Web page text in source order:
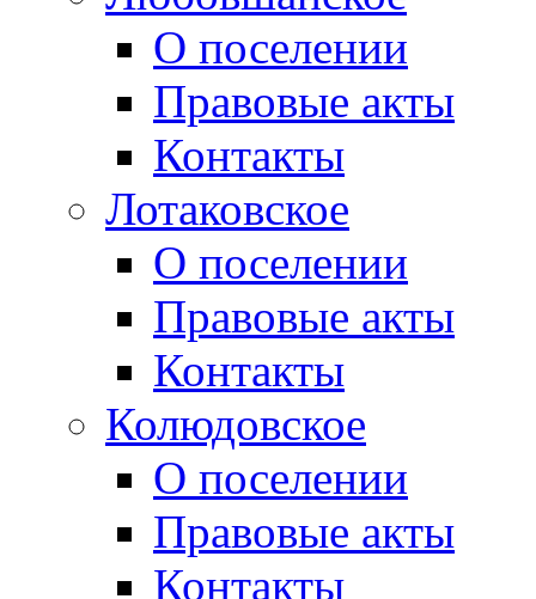
О поселении
Правовые акты
Контакты
Лотаковское
О поселении
Правовые акты
Контакты
Колюдовское
О поселении
Правовые акты
Контакты